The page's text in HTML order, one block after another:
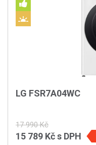
LG FSR7A04WC
17 990 Kč
15 789 Kčs DPH